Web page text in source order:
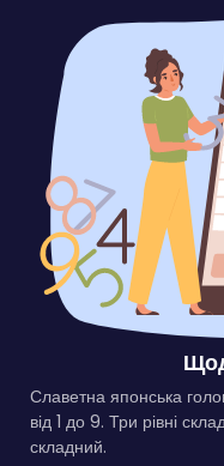
Славетна японська
від 1 до 9. Три рівні
складний.